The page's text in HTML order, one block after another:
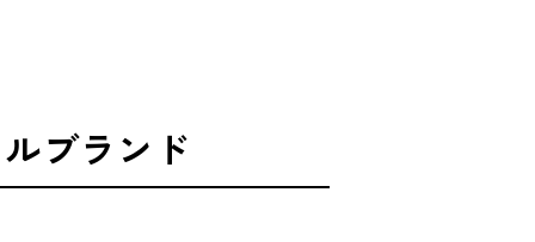
ブランド